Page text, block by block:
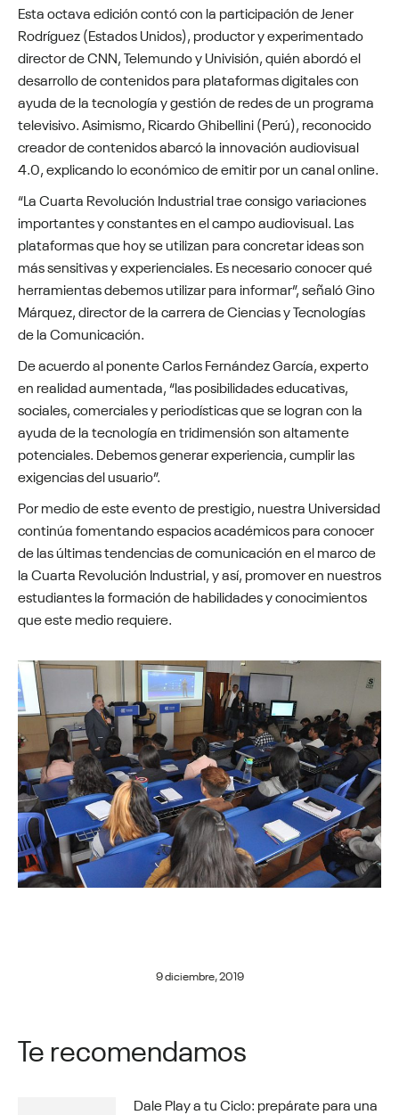
Esta octava edición contó con la participación de Jener
Rodríguez (Estados Unidos), productor y experimentado
director de CNN, Telemundo y Univisión, quién abordó el
desarrollo de contenidos para plataformas digitales con
ayuda de la tecnología y gestión de redes de un programa
televisivo. Asimismo, Ricardo Ghibellini (Perú), reconocido
creador de contenidos abarcó la innovación audiovisual
4.0, explicando lo económico de emitir por un canal online.
“La Cuarta Revolución Industrial trae consigo variaciones
importantes y constantes en el campo audiovisual. Las
plataformas que hoy se utilizan para concretar ideas son
más sensitivas y experienciales. Es necesario conocer qué
herramientas debemos utilizar para informar”, señaló Gino
Márquez, director de la carrera de Ciencias y Tecnologías
de la Comunicación.
De acuerdo al ponente Carlos Fernández García, experto
en realidad aumentada, “las posibilidades educativas,
sociales, comerciales y periodísticas que se logran con la
ayuda de la tecnología en tridimensión son altamente
potenciales. Debemos generar experiencia, cumplir las
exigencias del usuario”.
Por medio de este evento de prestigio, nuestra Universidad
continúa fomentando espacios académicos para conocer
de las últimas tendencias de comunicación en el marco de
la Cuarta Revolución Industrial, y así, promover en nuestros
estudiantes la formación de habilidades y conocimientos
que este medio requiere.
9 diciembre, 2019
Te recomendamos
Dale Play a tu Ciclo: prepárate para una